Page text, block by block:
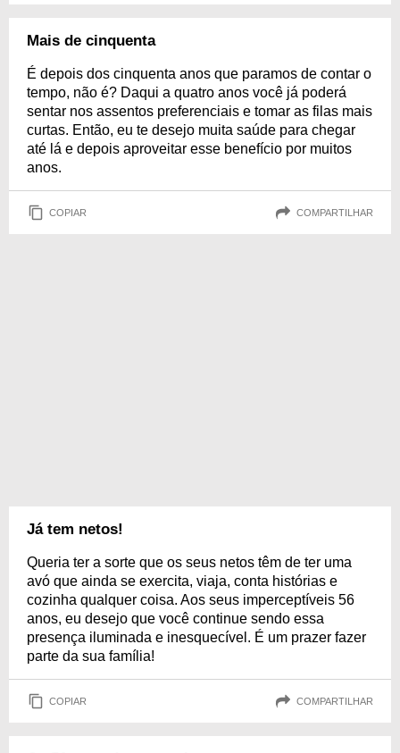
Mais de cinquenta
É depois dos cinquenta anos que paramos de contar o
tempo, não é? Daqui a quatro anos você já poderá
sentar nos assentos preferenciais e tomar as filas mais
curtas. Então, eu te desejo muita saúde para chegar
até lá e depois aproveitar esse benefício por muitos
anos.
COPIAR COMPARTILHAR
Já tem netos!
Queria ter a sorte que os seus netos têm de ter uma
avó que ainda se exercita, viaja, conta histórias e
cozinha qualquer coisa. Aos seus imperceptíveis 56
anos, eu desejo que você continue sendo essa
presença iluminada e inesquecível. É um prazer fazer
parte da sua família!
COPIAR COMPARTILHAR